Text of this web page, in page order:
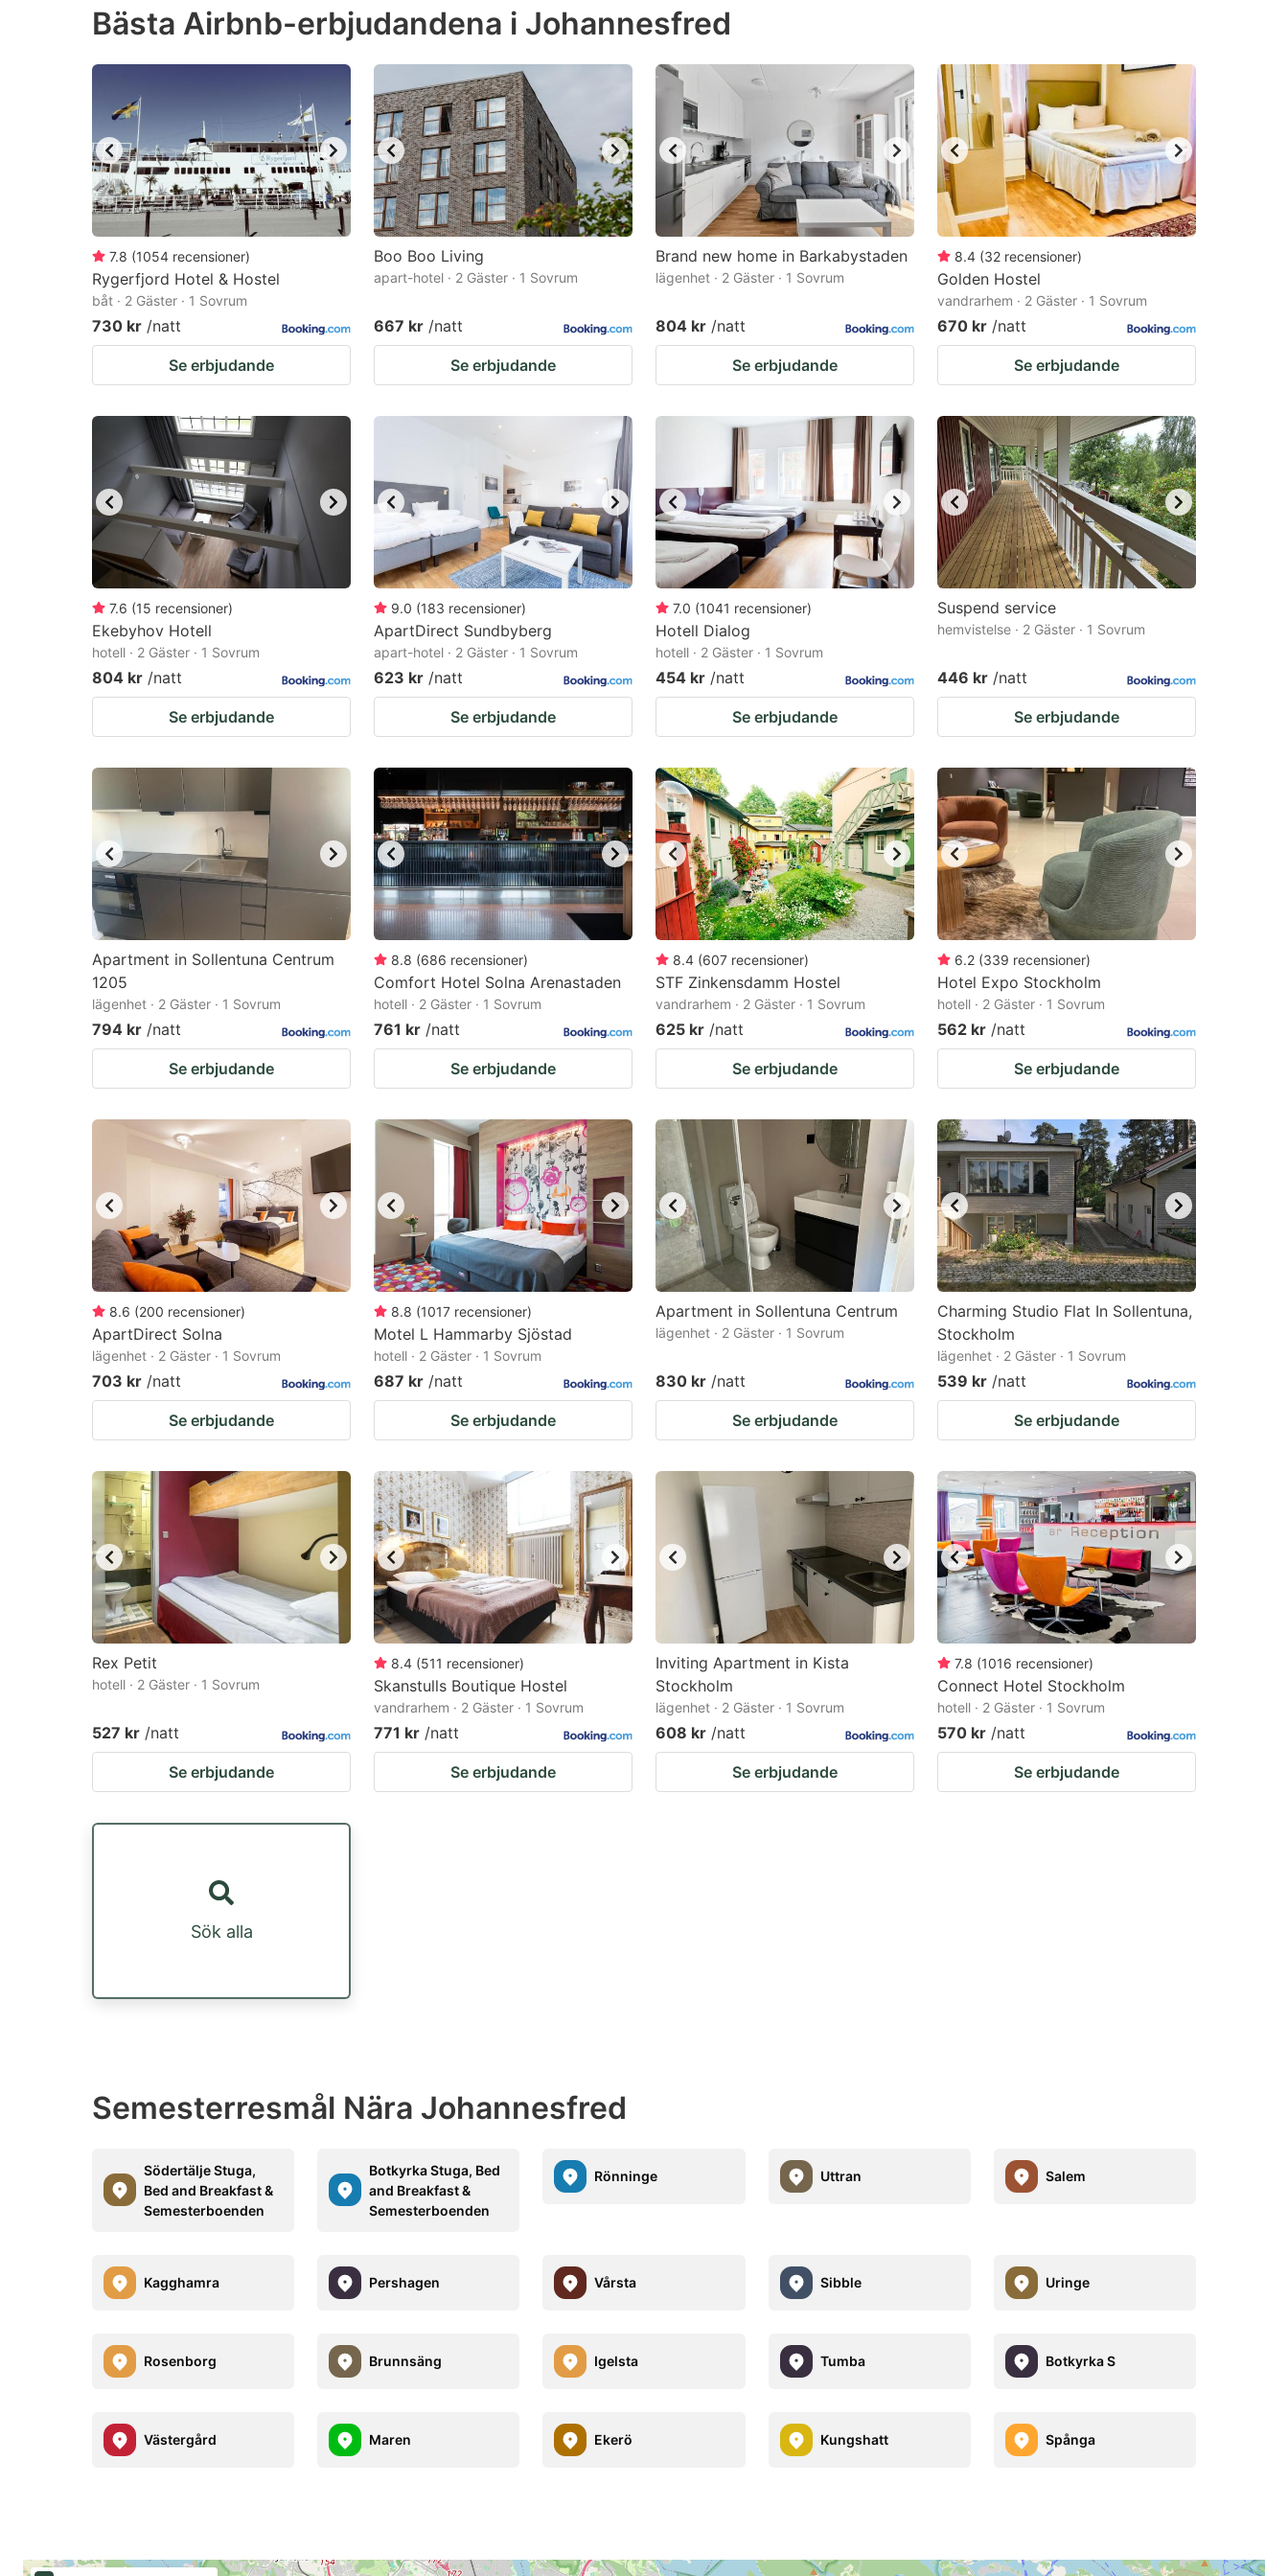
the
to
get
the
keyboard
shortcuts
for
changing
dates.
the
mark
key
to
get
the
keyboard
shortcuts
for
dates.
Bästa Airbnb-erbjudandena i Johannesfred
7.8 (1054 recensioner)
Rygerfjord Hotel & Hostel
båt · 2 Gäster · 1 Sovrum
730 kr /natt
Se erbjudande
Boo Boo Living
apart-hotel · 2 Gäster · 1 Sovrum
667 kr /natt
Se erbjudande
Brand new home in Barkabystaden
lägenhet · 2 Gäster · 1 Sovrum
804 kr /natt
Se erbjudande
8.4 (32 recensioner)
Golden Hostel
vandrarhem · 2 Gäster · 1 Sovrum
670 kr /natt
Se erbjudande
7.6 (15 recensioner)
Ekebyhov Hotell
hotell · 2 Gäster · 1 Sovrum
804 kr /natt
Se erbjudande
9.0 (183 recensioner)
ApartDirect Sundbyberg
apart-hotel · 2 Gäster · 1 Sovrum
623 kr /natt
Se erbjudande
7.0 (1041 recensioner)
Hotell Dialog
hotell · 2 Gäster · 1 Sovrum
454 kr /natt
Se erbjudande
Suspend service
hemvistelse · 2 Gäster · 1 Sovrum
446 kr /natt
Se erbjudande
Apartment in Sollentuna Centrum
1205
lägenhet · 2 Gäster · 1 Sovrum
794 kr /natt
Se erbjudande
8.8 (686 recensioner)
Comfort Hotel Solna Arenastaden
hotell · 2 Gäster · 1 Sovrum
761 kr /natt
Se erbjudande
8.4 (607 recensioner)
STF Zinkensdamm Hostel
vandrarhem · 2 Gäster · 1 Sovrum
625 kr /natt
Se erbjudande
6.2 (339 recensioner)
Hotel Expo Stockholm
hotell · 2 Gäster · 1 Sovrum
562 kr /natt
Se erbjudande
8.6 (200 recensioner)
ApartDirect Solna
lägenhet · 2 Gäster · 1 Sovrum
703 kr /natt
Se erbjudande
8.8 (1017 recensioner)
Motel L Hammarby Sjöstad
hotell · 2 Gäster · 1 Sovrum
687 kr /natt
Se erbjudande
Apartment in Sollentuna Centrum
lägenhet · 2 Gäster · 1 Sovrum
830 kr /natt
Se erbjudande
Charming Studio Flat In Sollentuna,
Stockholm
lägenhet · 2 Gäster · 1 Sovrum
539 kr /natt
Se erbjudande
Rex Petit
hotell · 2 Gäster · 1 Sovrum
527 kr /natt
Se erbjudande
8.4 (511 recensioner)
Skanstulls Boutique Hostel
vandrarhem · 2 Gäster · 1 Sovrum
771 kr /natt
Se erbjudande
Inviting Apartment in Kista
Stockholm
lägenhet · 2 Gäster · 1 Sovrum
608 kr /natt
Se erbjudande
7.8 (1016 recensioner)
Connect Hotel Stockholm
hotell · 2 Gäster · 1 Sovrum
570 kr /natt
Se erbjudande
Sök alla
Semesterresmål Nära Johannesfred
Södertälje Stuga,
Bed and Breakfast &
Semesterboenden
Botkyrka Stuga, Bed
and Breakfast &
Semesterboenden
Rönninge Uttran Salem
Kagghamra Pershagen Vårsta Sibble Uringe
Rosenborg Brunnsäng Igelsta Tumba Botkyrka S
Västergård Maren Ekerö Kungshatt Spånga